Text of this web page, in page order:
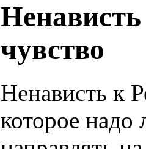
чувство
Ненависть к
которое надо